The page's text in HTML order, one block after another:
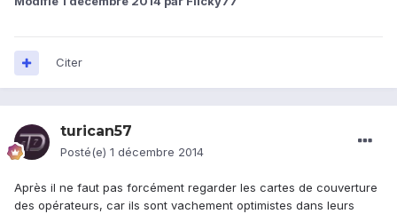
Citer
turican57
Posté(e) 1 décembre 2014
Après il ne faut pas forcément regarder les cartes de couverture
des opérateurs, car ils sont vachement optimistes dans leurs